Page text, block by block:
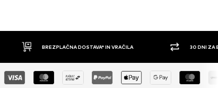
BREZPLAČNA DOSTAVA* IN VRAČILA 30 DNI ZA